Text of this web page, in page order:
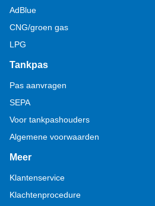
AdBlue
CNG/groen gas
LPG
Tankpas
Pas aanvragen
SEPA
Voor tankpashouders
Algemene voorwaarden
Meer
Klantenservice
Klachtenprocedure